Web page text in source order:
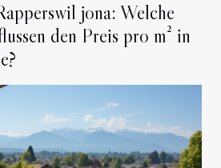
jona: Welche
den Preis pro m² in